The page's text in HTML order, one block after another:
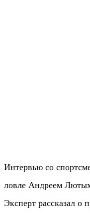
Интервью со
ловле Андреем
Эксперт рассказал о